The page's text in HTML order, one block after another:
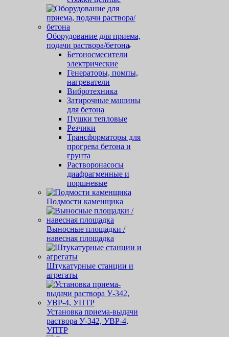
Оборудование для приема,
подачи раствора/бетона
Бетоносмесители
электрические
Генераторы, помпы,
нагреватели
Вибротехника
Затирочные машины
для бетона
Пушки тепловые
Резчики
Трансформаторы для
прогрева бетона и
грунта
Растворонасосы
диафрагменные и
поршневые
Подмости каменщика
Выносные площадки /
навесная площадка
Штукатурные станции и
агрегаты
Установка приема-выдачи
раствора У-342, УВР-4,
УПТР